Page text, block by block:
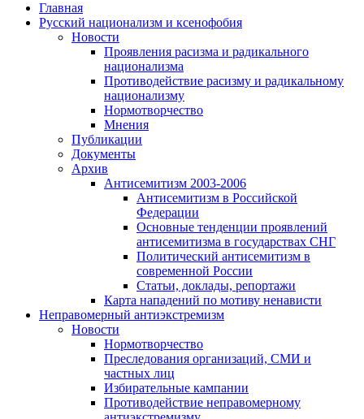
Главная
Русский национализм и ксенофобия
Новости
Проявления расизма и радикального
национализма
Противодействие расизму и радикальному
национализму
Нормотворчество
Мнения
Публикации
Документы
Архив
Антисемитизм 2003-2006
Антисемитизм в Российской
Федерации
Основные тенденции проявлений
антисемитизма в государствах СНГ
Политический антисемитизм в
современной России
Статьи, доклады, репортажи
Карта нападений по мотиву ненависти
Неправомерный антиэкстремизм
Новости
Нормотворчество
Преследования организаций, СМИ и
частных лиц
Избирательные кампании
Противодействие неправомерному